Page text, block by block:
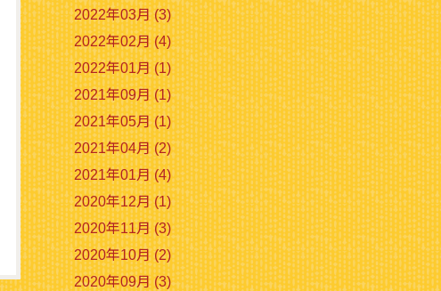
2022年03月 (3)
2022年02月 (4)
2022年01月 (1)
2021年09月 (1)
2021年05月 (1)
2021年04月 (2)
2021年01月 (4)
2020年12月 (1)
2020年11月 (3)
2020年10月 (2)
2020年09月 (3)